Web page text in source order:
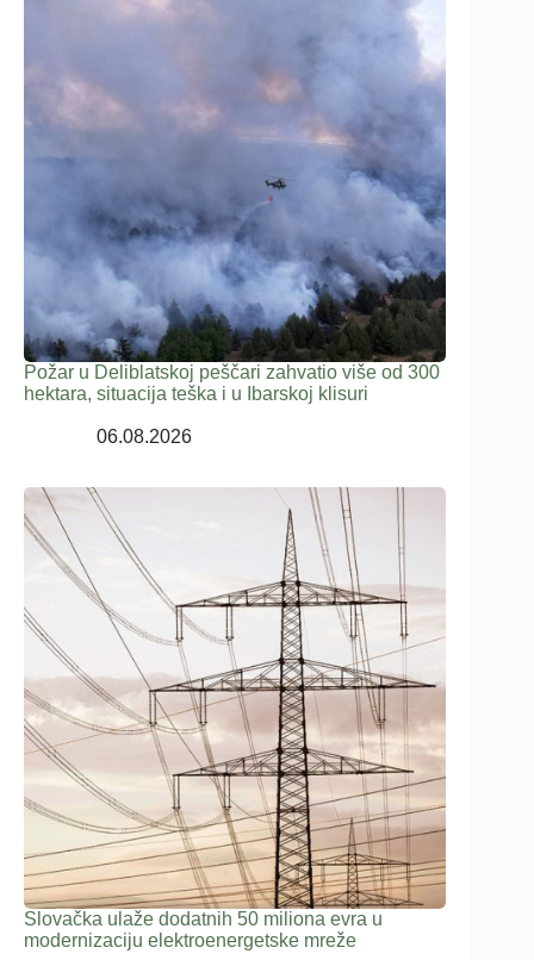
Požar u Deliblatskoj peščari zahvatio više od 300
hektara, situacija teška i u Ibarskoj klisuri
06.08.2026
Slovačka ulaže dodatnih 50 miliona evra u
modernizaciju elektroenergetske mreže